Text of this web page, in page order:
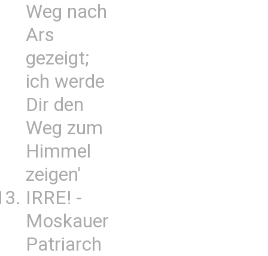
Weg nach
Ars
gezeigt;
ich werde
Dir den
Weg zum
Himmel
zeigen'
IRRE! -
Moskauer
Patriarch